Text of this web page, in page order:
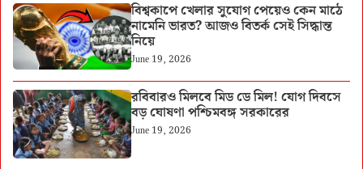
বিশ্বকাপে খেলার সুযোগ পেয়েও কেন মাঠে
নামেনি ভারত? আজও বিতর্ক সেই সিদ্ধান্ত
নিয়ে
June 19, 2026
রবিবারও মিলবে মিড ডে মিল! যোগ দিবসে
বড় ঘোষণা পশ্চিমবঙ্গ সরকারের
June 19, 2026